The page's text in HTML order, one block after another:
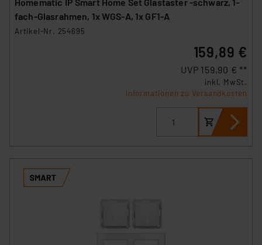
Unsere Kooperation mit diesen Dienstleistern stützt
sich auf die Standarddatenschutzklauseln der
Europäischen Kommission sowie einer eigenen
Beurteilung der mit der Datenübermittlung,
insbesondere der Art der übermittelten Daten,
fach-Glasrahmen, 1x WGS-A, 1x GF1-A
Artikel-Nr. 254695
159,89 €
UVP 159,90 € **
inkl. MwSt.
Informationen zu Versandkosten